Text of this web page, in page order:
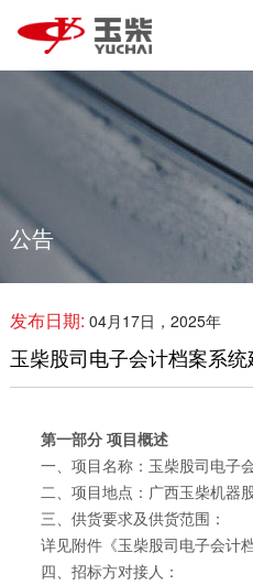
公告
发布日期: 04月17日，2025年
玉柴股司电子会计档案系统
第一部分 项目概述
一、项目名称：玉柴股司电子会
二、项目地点：广西玉柴机器股
三、供货要求及供货范围：
详见附件《玉柴股司电子会计档
四、招标方对接人：